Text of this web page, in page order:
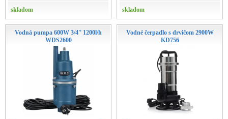
skladom skladom
Vodná pumpa 600W 3/4'' 1200l/h
WDS2600
Vodné čerpadlo s drvičom 2900W
KD756